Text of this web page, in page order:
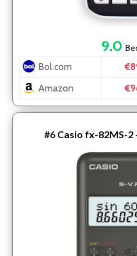
9.0
Bol.com
Amazon
#6 Casio fx-82MS-